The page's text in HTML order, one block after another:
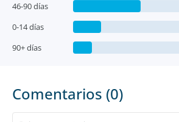
46-90 días
0-14 días
90+ días
Comentarios (0)